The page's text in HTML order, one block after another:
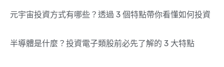
元宇宙投資方式有哪些？透過 3 個特點帶你看懂如何投資
半導體是什麼？投資電子類股前必先了解的 3 大特點